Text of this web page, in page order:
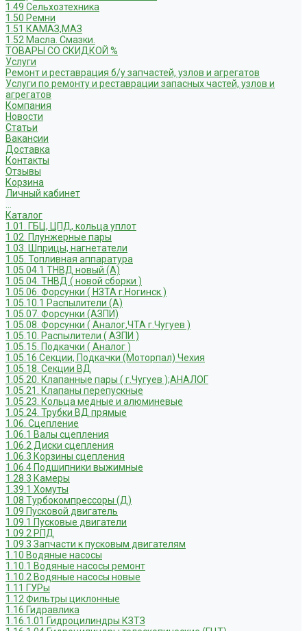
1.49 Сельхозтехника
1.50 Ремни
1.51 КАМАЗ,МАЗ
1.52 Масла. Смазки.
ТОВАРЫ СО СКИДКОЙ %
Услуги
Ремонт и реставрация б/у запчастей, узлов и агрегатов
Услуги по ремонту и реставрации запасных частей, узлов и
агрегатов
Компания
Новости
Статьи
Вакансии
Доставка
Контакты
Отзывы
Корзина
Личный кабинет
Каталог
1.01. ГБЦ, ЦПД, кольца уплот
1.02. Плунжерные пары
1.03. Шприцы, нагнетатели
1.05. Топливная аппаратура
1.05.04.1 ТНВД новый (А)
1.05.04. ТНВД ( новой сборки )
1.05.06. Форсунки ( НЗТА г.Ногинск )
1.05.10.1 Распылители (А)
1.05.07. Форсунки (АЗПИ)
1.05.08. Форсунки ( Аналог,ЧТА г.Чугуев )
1.05.10. Распылители ( АЗПИ )
1.05.15. Подкачки ( Аналог )
1.05.16 Секции, Подкачки (Моторпал) Чехия
1.05.18. Секции ВД
1.05.20. Клапанные пары ( г.Чугуев );АНАЛОГ
1.05.21. Клапаны перепускные
1.05.23. Кольца медные и алюминевые
1.05.24. Трубки ВД прямые
1.06. Сцепление
1.06.1 Валы сцепления
1.06.2 Диски сцепления
1.06.3 Корзины сцепления
1.06.4 Подшипники выжимные
1.28.3 Камеры
1.39.1 Хомуты
1.08 Турбокомпрессоры (Д)
1.09 Пусковой двигатель
1.09.1 Пусковые двигатели
1.09.2 РПД
1.09.3 Запчасти к пусковым двигателям
1.10 Водяные насосы
1.10.1 Водяные насосы ремонт
1.10.2 Водяные насосы новые
1.11 ГУРы
1.12 Фильтры циклонные
1.16 Гидравлика
1.16.1.01 Гидроцилиндры КЗТЗ